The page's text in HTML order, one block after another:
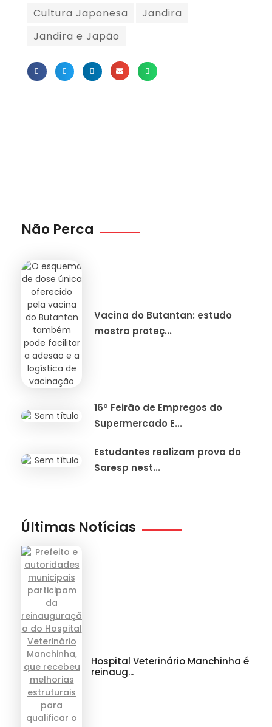
Cultura Japonesa
Jandira
Jandira e Japão
Não Perca
Vacina do Butantan: estudo
mostra proteç...
16º Feirão de Empregos do
Supermercado E...
Estudantes realizam prova do
Saresp nest...
Últimas Notícias
Hospital Veterinário Manchinha é
reinaug...